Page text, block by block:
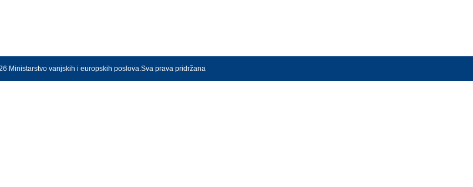
Ministarstvo vanjskih i europskih poslova.Sva prava pridržana